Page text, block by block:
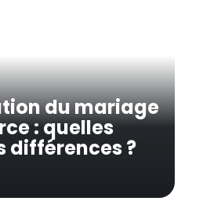
du mariage
: quelles
différences ?